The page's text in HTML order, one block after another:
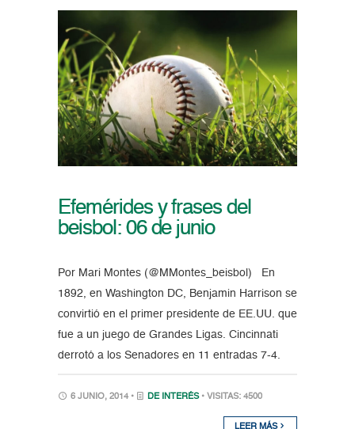
Efemérides y frases del
beisbol: 06 de junio
Por Mari Montes (@MMontes_beisbol) En
1892, en Washington DC, Benjamin Harrison se
convirtió en el primer presidente de EE.UU. que
fue a un juego de Grandes Ligas. Cincinnati
derrotó a los Senadores en 11 entradas 7-4.
6 JUNIO, 2014 • DE INTERÉS • VISITAS: 4500
LEER MÁS